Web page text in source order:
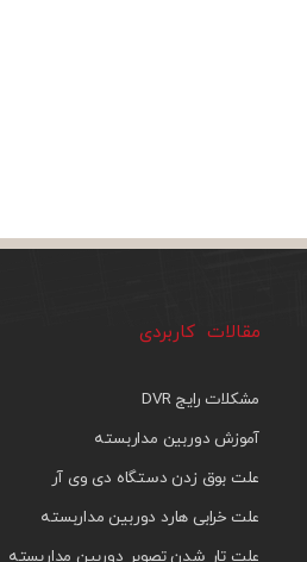
مقالات کاربردی
مشکلات رایج DVR
آموزش دوربین مداربسته
علت بوق زدن دستگاه دی وی آر
علت خرابی هارد دوربین مداربسته
علت تار شدن تصویر دوربین مداربسته